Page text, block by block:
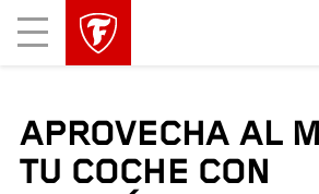
Mobile
Menu
APROVECHA AL
TU COCHE CON